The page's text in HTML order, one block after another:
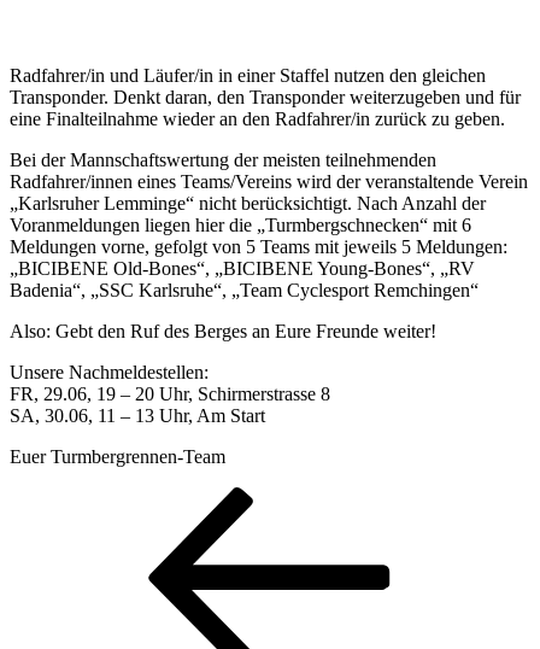
Radfahrer/in und Läufer/in in einer Staffel nutzen den gleichen
Transponder. Denkt daran, den Transponder weiterzugeben und für
eine Finalteilnahme wieder an den Radfahrer/in zurück zu geben.
Bei der Mannschaftswertung der meisten teilnehmenden
Radfahrer/innen eines Teams/Vereins wird der veranstaltende Verein
„Karlsruher Lemminge“ nicht berücksichtigt. Nach Anzahl der
Voranmeldungen liegen hier die „Turmbergschnecken“ mit 6
Meldungen vorne, gefolgt von 5 Teams mit jeweils 5 Meldungen:
„BICIBENE Old-Bones“, „BICIBENE Young-Bones“, „RV
Badenia“, „SSC Karlsruhe“, „Team Cyclesport Remchingen“
Also: Gebt den Ruf des Berges an Eure Freunde weiter!
Unsere Nachmeldestellen:
FR, 29.06, 19 – 20 Uhr, Schirmerstrasse 8
SA, 30.06, 11 – 13 Uhr, Am Start
Euer Turmbergrennen-Team
Beitragsnavigation